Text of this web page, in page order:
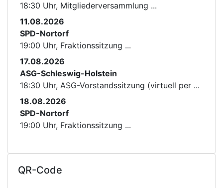
18:30 Uhr, Mitgliederversammlung ...
11.08.2026
SPD-Nortorf
19:00 Uhr, Fraktionssitzung ...
17.08.2026
ASG-Schleswig-Holstein
18:30 Uhr, ASG-Vorstandssitzung (virtuell per ...
18.08.2026
SPD-Nortorf
19:00 Uhr, Fraktionssitzung ...
QR-Code